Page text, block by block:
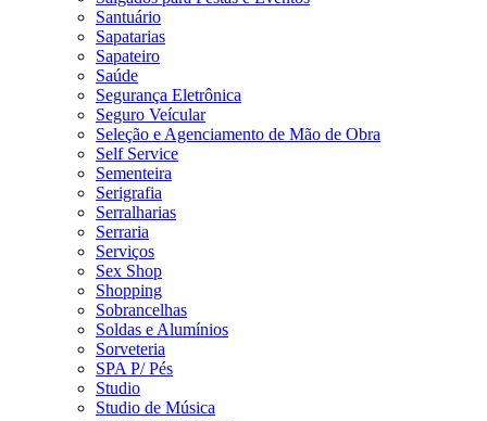
Santuário
Sapatarias
Sapateiro
Saúde
Segurança Eletrônica
Seguro Veícular
Seleção e Agenciamento de Mão de Obra
Self Service
Sementeira
Serigrafia
Serralharias
Serraria
Serviços
Sex Shop
Shopping
Sobrancelhas
Soldas e Alumínios
Sorveteria
SPA P/ Pés
Studio
Studio de Música